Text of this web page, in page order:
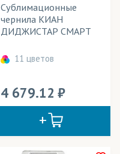
Сублимационные
чернила KИАН
ДИДЖИСТАР СМАРТ
11 цветов
4 679.12